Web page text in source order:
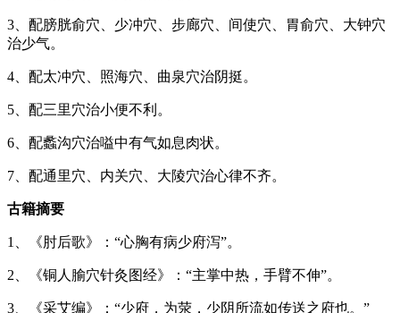
3、配膀胱俞穴、少冲穴、步廊穴、间使穴、胃俞穴、大钟穴
治少气。
4、配太冲穴、照海穴、曲泉穴治阴挺。
5、配三里穴治小便不利。
6、配蠡沟穴治嗌中有气如息肉状。
7、配通里穴、内关穴、大陵穴治心律不齐。
古籍摘要
1、《肘后歌》：“心胸有病少府泻”。
2、《铜人腧穴针灸图经》：“主掌中热，手臂不伸”。
3、《采艾编》：“少府，为荥，少阴所流如传送之府也。”